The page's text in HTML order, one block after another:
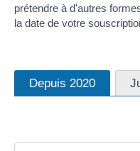
prétendre à d'autres
la date de votre
Depuis 2020